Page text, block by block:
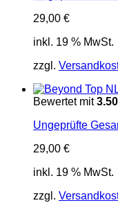
29,00 €
inkl. 19 % MwSt.
zzgl.
Bewertet mit3.50
Ungeprüfte
29,00 €
inkl. 19 % MwSt.
zzgl.